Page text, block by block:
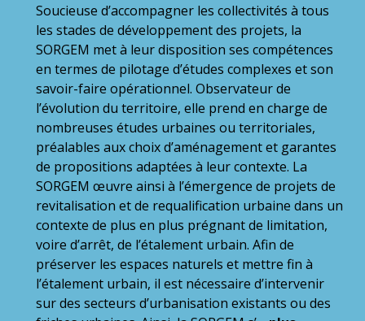
Soucieuse d’accompagner les collectivités à tous
les stades de développement des projets, la
SORGEM met à leur disposition ses compétences
en termes de pilotage d’études complexes et son
savoir-faire opérationnel. Observateur de
l’évolution du territoire, elle prend en charge de
nombreuses études urbaines ou territoriales,
préalables aux choix d’aménagement et garantes
de propositions adaptées à leur contexte. La
SORGEM œuvre ainsi à l’émergence de projets de
revitalisation et de requalification urbaine dans un
contexte de plus en plus prégnant de limitation,
voire d’arrêt, de l’étalement urbain. Afin de
préserver les espaces naturels et mettre fin à
l’étalement urbain, il est nécessaire d’intervenir
sur des secteurs d’urbanisation existants ou des